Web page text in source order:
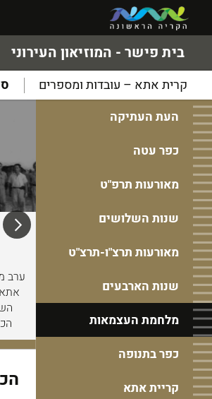
בית פישר - המוזיאון העירוני
קרית אתא – עובדות ומספרים
העת העתיקה
כפר עטה
מאורעות תרפ"ט
שנות השלושים
מאורעות תרצ"ו-תרצ"ט
שנות הארבעים
מלחמת העצמאות
כפר בתנופה
קריית אתא
העמק, שיגר קאוקג'י מברק אל
מפקד הגדוד הדרוזי שינה בשפרעם
לפעול, להקלת הלחץ מעל "חיל
הירמוך".
ערב